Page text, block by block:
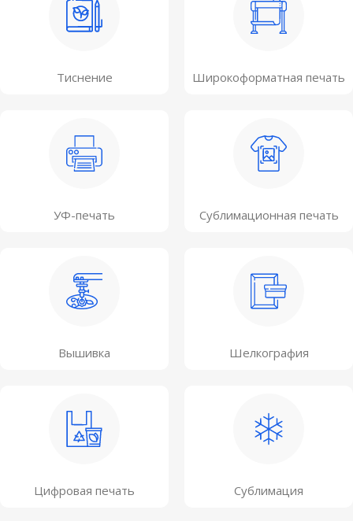
Тиснение Широкоформатная печать
УФ-печать Сублимационная печать
Вышивка Шелкография
Цифровая печать Сублимация